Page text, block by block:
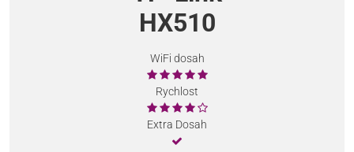
HX510
WiFi dosah
Rychlost
Extra Dosah